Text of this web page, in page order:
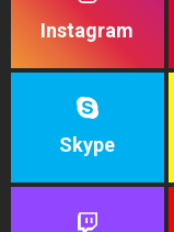
Instagram
Skype